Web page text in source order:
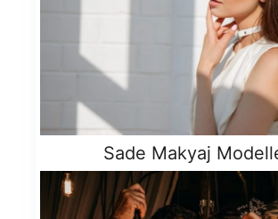
Sade Makyaj